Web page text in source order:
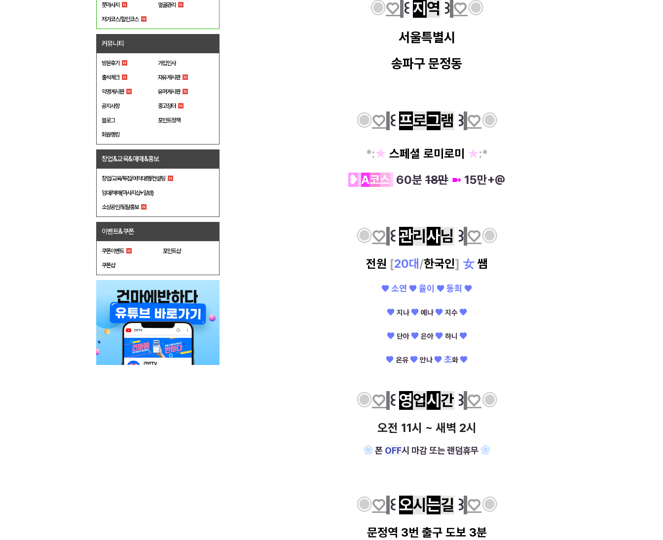
풋마사지 얼굴관리
저가코스/할인코스
커뮤니티
방문후기 가입인사
출석체크 자유게시판
익명게시판 유머게시판
공지사항 중고장터
블로그 포인트정책
회원랭킹
창업&교육&매매&홍보
창업/교육/투잡/예약대행/컨설팅
임대/매매(마사지샵+일반)
소상공인/토탈홍보
이벤트&쿠폰
쿠폰이벤트 포인트샵
쿠폰샵
◉♡ ꒰ 지 역 ꒱ ♡◉
서울특별시
송파구 문정동
◉♡ ꒰ 프로그램 ꒱ ♡◉
*:★ 스페셜 로미로미 ★:*
❥ A코스 60분 18만 ➼ 15만+@
◉♡ ꒰관리 사님 ꒱ ♡◉
전원 [20대 /한국인] 女 쌤
♥ 소연 ♥율이 ♥동희 ♥
♥ 지나 ♥ 예나 ♥ 지수 ♥
♥ 단아 ♥ 은아 ♥ 하니 ♥
♥ 온유 ♥ 안나 ♥ 초화 ♥
◉♡ ꒰ 영업시 간 ꒱ ♡◉
오전 11시 ~ 새벽 2시
❀폰 OFF시 마감 또는 랜덤휴무❀
◉♡ ꒰ 오시 는길 ꒱ ♡◉
문정역 3번 출구 도보 3분